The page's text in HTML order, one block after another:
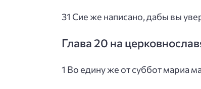
31 Сие же написано, дабы вы
Глава 20 на
1 Во едину же от суббот мариа